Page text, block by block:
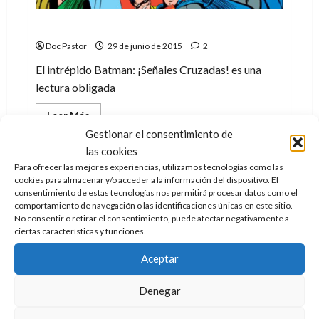
Gestionar el consentimiento de
las cookies
Para ofrecer las mejores experiencias, utilizamos tecnologías como las
cookies para almacenar y/o acceder a la información del dispositivo. El
consentimiento de estas tecnologías nos permitirá procesar datos como el
comportamiento de navegación o las identificaciones únicas en este sitio.
No consentir o retirar el consentimiento, puede afectar negativamente a
ciertas características y funciones.
Aceptar
Denegar
Doc Pastor 29 de junio de 2015 2
El intrépido Batman: ¡Señales Cruzadas! es una
lectura obligada
Leer Más Leer
acerca
El
intrépido
Batman:
¡Señales
Cruzadas!